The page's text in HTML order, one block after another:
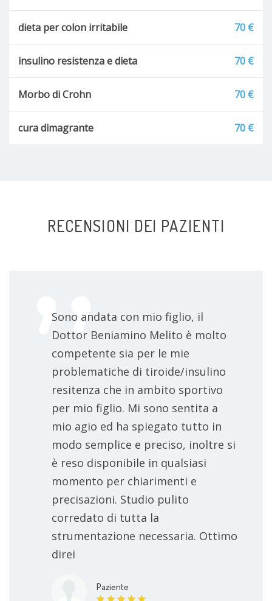
dieta per colon irritabile 70 €
insulino resistenza e dieta 70 €
Morbo di Crohn 70 €
cura dimagrante 70 €
RECENSIONI DEI PAZIENTI
Sono andata con mio figlio, il
Dottor Beniamino Melito è molto
competente sia per le mie
problematiche di tiroide/insulino
resitenza che in ambito sportivo
per mio figlio. Mi sono sentita a
mio agio ed ha spiegato tutto in
modo semplice e preciso, inoltre si
è reso disponibile in qualsiasi
momento per chiarimenti e
precisazioni. Studio pulito
corredato di tutta la
strumentazione necessaria. Ottimo
direi
Paziente